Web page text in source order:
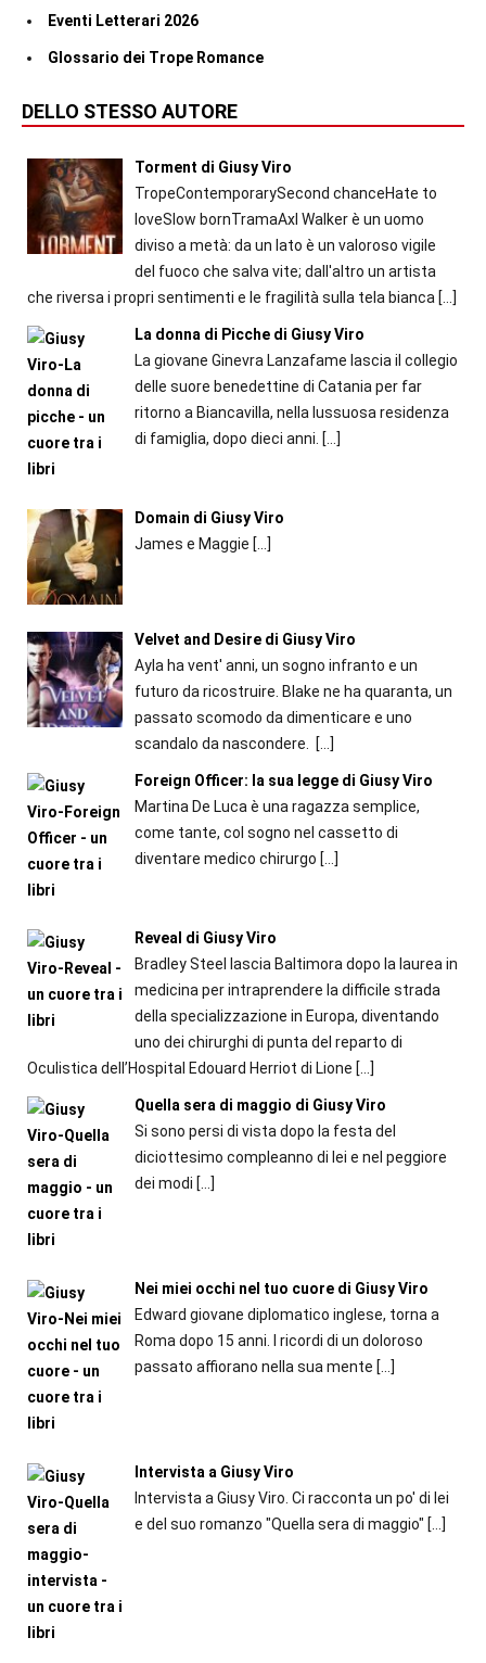
Eventi Letterari 2026
Glossario dei Trope Romance
DELLO STESSO AUTORE
Torment di Giusy Viro
TropeContemporarySecond chanceHate to
loveSlow bornTramaAxl Walker è un uomo
diviso a metà: da un lato è un valoroso vigile
del fuoco che salva vite; dall'altro un artista
che riversa i propri sentimenti e le fragilità sulla tela bianca […]
La donna di Picche di Giusy Viro
La giovane Ginevra Lanzafame lascia il collegio
delle suore benedettine di Catania per far
ritorno a Biancavilla, nella lussuosa residenza
di famiglia, dopo dieci anni. […]
Domain di Giusy Viro
James e Maggie […]
Velvet and Desire di Giusy Viro
Ayla ha vent' anni, un sogno infranto e un
futuro da ricostruire. Blake ne ha quaranta, un
passato scomodo da dimenticare e uno
scandalo da nascondere. […]
Foreign Officer: la sua legge di Giusy Viro
Martina De Luca è una ragazza semplice,
come tante, col sogno nel cassetto di
diventare medico chirurgo […]
Reveal di Giusy Viro
Bradley Steel lascia Baltimora dopo la laurea in
medicina per intraprendere la difficile strada
della specializzazione in Europa, diventando
uno dei chirurghi di punta del reparto di
Oculistica dell’Hospital Edouard Herriot di Lione […]
Quella sera di maggio di Giusy Viro
Si sono persi di vista dopo la festa del
diciottesimo compleanno di lei e nel peggiore
dei modi […]
Nei miei occhi nel tuo cuore di Giusy Viro
Edward giovane diplomatico inglese, torna a
Roma dopo 15 anni. I ricordi di un doloroso
passato affiorano nella sua mente […]
Intervista a Giusy Viro
Intervista a Giusy Viro. Ci racconta un po' di lei
e del suo romanzo "Quella sera di maggio" […]